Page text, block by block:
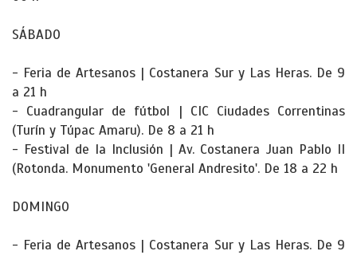
SÁBADO
- Feria de Artesanos | Costanera Sur y Las Heras. De 9
a 21 h
- Cuadrangular de fútbol | CIC Ciudades Correntinas
(Turín y Túpac Amaru). De 8 a 21 h
- Festival de la Inclusión | Av. Costanera Juan Pablo II
(Rotonda. Monumento 'General Andresito'. De 18 a 22 h
DOMINGO
- Feria de Artesanos | Costanera Sur y Las Heras. De 9